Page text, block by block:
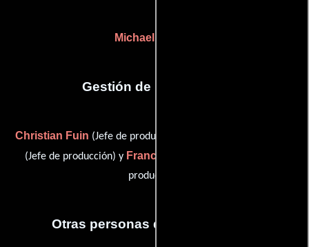
Michael Seirton
Gestión de producción
Christian Fuin (Jefe de producción),
(Jefe de producción) y Francisco Molero
producción)
Otras personas que participaron